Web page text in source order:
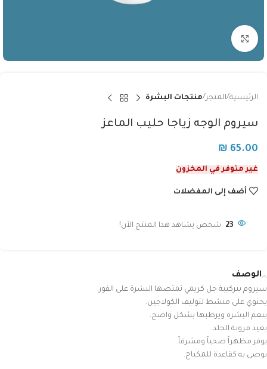
Click to enlarge
الرئيسية المتجر منتجات البشرة
سيروم الوجه زياجا حليب الماعز
₪ 65.00
غير متوفر في المخزون
أضف إلى المفضلات
23 شخص يشاهد هذا المنتج الآن!
الوصف
سيروم بتركيبة جل كريمي تمتصها البشرة على الفور.
يحتوي على منشط لتوليف الكولاجين.
ينعم البشرة ويرطبها بشكل واضح.
يعيد مرونة الجلد.
يوفر مظهراً صحياً ومشرقاً.
يوصى به كقاعدة للمكياج.